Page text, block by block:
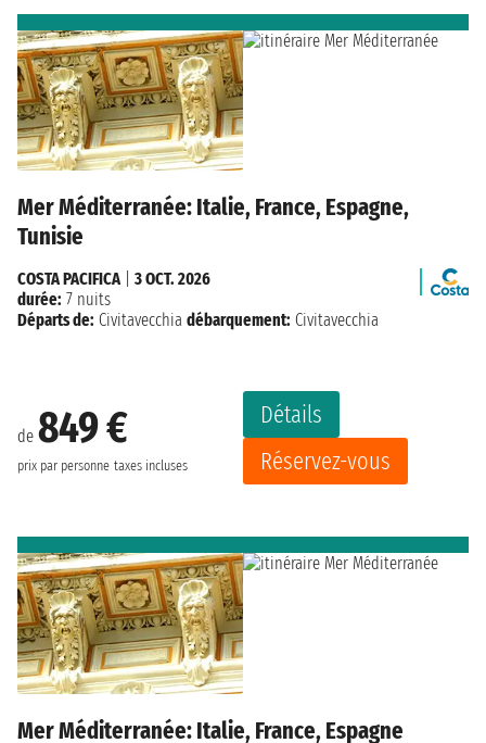
Mer Méditerranée: Italie, France, Espagne,
Tunisie
de 849 €
prix par personne taxes incluses
Détails
Réservez-vous
COSTA PACIFICA| 3 OCT. 2026
durée: 7 nuits
Départs de: Civitavecchia débarquement: Civitavecchia
Mer Méditerranée: Italie, France, Espagne